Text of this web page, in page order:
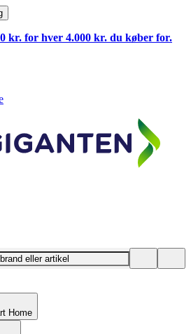
kr. for hver 4.000 kr. du køber for.
Home